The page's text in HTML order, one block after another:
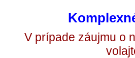
V prípade záujmu o